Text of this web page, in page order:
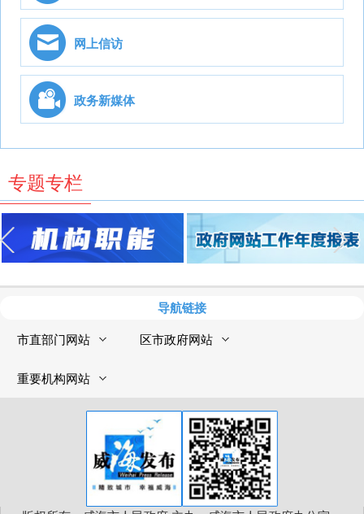
网上信访
政务新媒体
专题专栏
导航链接
市直部门网站 区市政府网站
重要机构网站
版权所有：威海市人民政府 主办：威海市人民政府办公室